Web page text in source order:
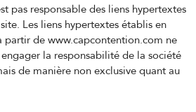
pas responsable des liens hypertextes
Les liens hypertextes établis en
partir de www.capcontention.com ne
la responsabilité de la société
de manière non exclusive quant au